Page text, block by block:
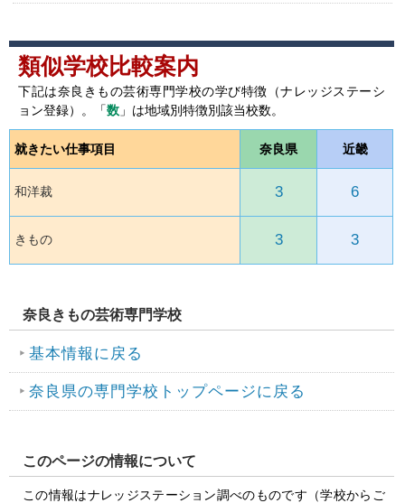
類似学校比較案内
下記は奈良きもの芸術専門学校の学び特徴（ナレッジステーシ
ョン登録）。「数 」は地域別特徴別該当校数。
就きたい仕事項目 奈良県 近畿
和洋裁 3 6
きもの 3 3
奈良きもの芸術専門学校
基本情報に戻る
奈良県の専門学校トップページに戻る
このページの情報について
この情報はナレッジステーション調べのものです（学校からご